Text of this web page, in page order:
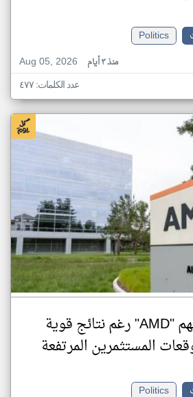
Politics
Aug 05, 2026
منذ ٣ أيام
عدد الكلمات: ٤٧٧
هبوط سهم "AMD" رغم نتائج قوية
المستثمرين المرتفعة
Politics